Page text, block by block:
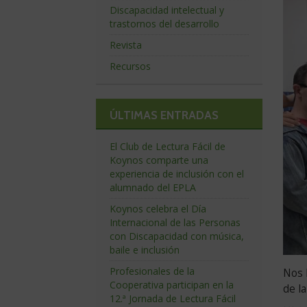
Nos
de
Discapacidad intelectual y
trastornos del desarrollo
Revista
Recursos
ÚLTIMAS ENTRADAS
El Club de Lectura Fácil de
Koynos comparte una
experiencia de inclusión con el
alumnado del EPLA
Koynos celebra el Día
Internacional de las Personas
con Discapacidad con música,
baile e inclusión
Profesionales de la
Cooperativa participan en la
12.ª Jornada de Lectura Fácil